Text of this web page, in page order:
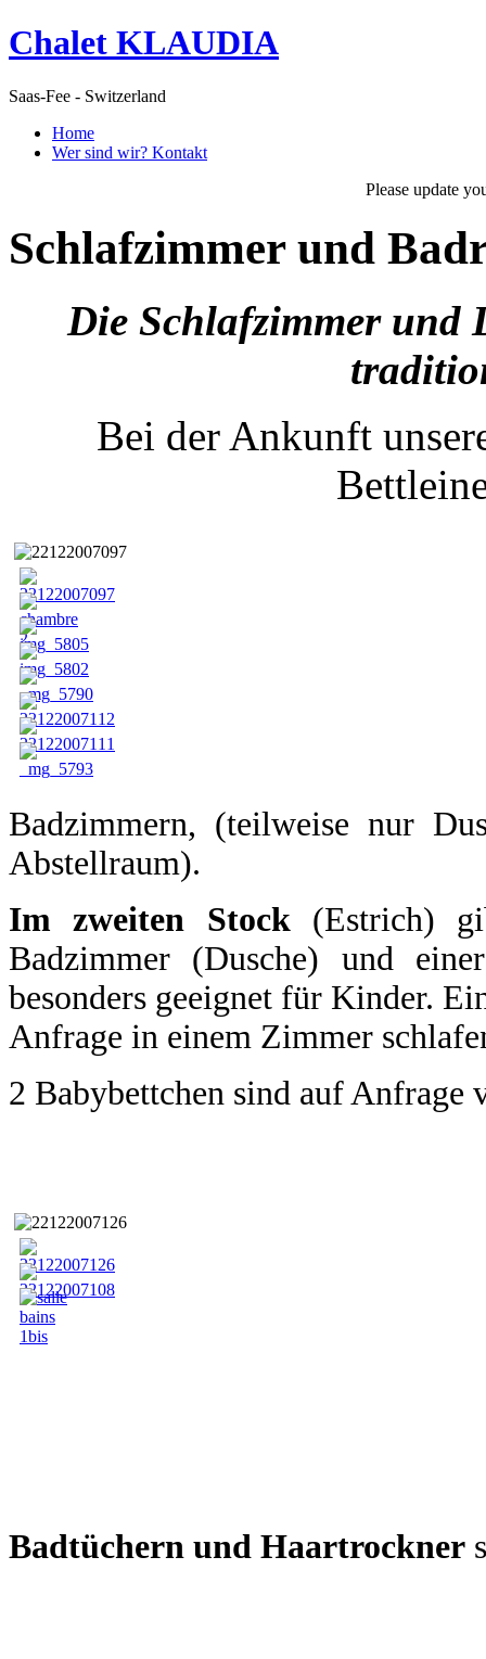
Chalet KLAUDIA
Saas-Fee - Switzerland
Home
Wer sind wir? Kontakt
Please update
Schlafzimmer und
Die Schlafzimmer und
Bei der Ankunft
Badzimmern, (teilweise nur
Abstellraum).
Im zweiten Stock(Estrich)
Badzimmer (Dusche) und
besonders geeignet für Kinder.
Anfrage in einem Zimmer
2 Babybettchen sind auf Anfrage
Badtüchern und Haartrockner